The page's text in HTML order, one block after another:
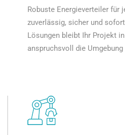
Robuste Energieverteiler für
zuverlässig, sicher und
Lösungen bleibt Ihr Projekt
anspruchsvoll die